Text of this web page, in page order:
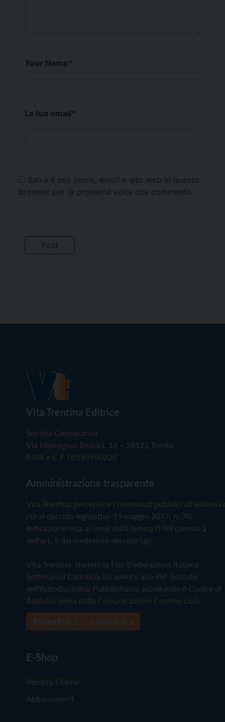
Your Name*
La tua email*
Salva il mio nome, email e sito web in questo
browser per la prossima volta che commento.
Vita Trentina Editrice
Società Cooperativa
Via Monsignor Endrici, 14 – 38122 Trento
P.IVA e C.F. 00199960220
Amministrazione trasparente
Vita Trentina percepisce i contributi pubblici all'editoria
cui al decreto legislativo 15 maggio 2017, n. 70.
Indicazione resa ai sensi della lettera f) del comma 2
dell'art. 5 del medesimo decreto Lgs.
Vita Trentina, tramite la Fisc (Federazione Italiana
Settimanali Cattolici), ha aderito allo IAP (Istituto
dell'Autodisciplina Pubblicitaria) accettando il Codice di
Autodisciplina della Comunicazione Commerciale
E-Shop
Vendita Online
Abbonamenti